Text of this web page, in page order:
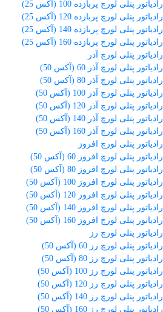
رادیاتور پنلی لورچ پربازده 100 (آکس 25)
رادیاتور پنلی لورچ پربازده 120 (آکس 25)
رادیاتور پنلی لورچ پربازده 140 (آکس 25)
رادیاتور پنلی لورچ پربازده 160 (آکس 25)
رادیاتور پنلی لورچ آذر
رادیاتور پنلی لورچ آذر 60 (آکس 50)
رادیاتور پنلی لورچ آذر 80 (آکس 50)
رادیاتور پنلی لورچ آذر 100 (آکس 50)
رادیاتور پنلی لورچ آذر 120 (آکس 50)
رادیاتور پنلی لورچ آذر 140 (آکس 50)
رادیاتور پنلی لورچ آذر 160 (آکس 50)
رادیاتور پنلی لورچ افروز
رادیاتور پنلی لورچ افروز 60 (آکس 50)
رادیاتور پنلی لورچ افروز 80 (آکس 50)
رادیاتور پنلی لورچ افروز 100 (آکس 50)
رادیاتور پنلی لورچ افروز 120 (آکس 50)
رادیاتور پنلی لورچ افروز 140 (آکس 50)
رادیاتور پنلی لورچ افروز 160 (آکس 50)
رادیاتور پنلی لورچ رز
رادیاتور پنلی لورچ رز 60 (آکس 50)
رادیاتور پنلی لورچ رز 80 (آکس 50)
رادیاتور پنلی لورچ رز 100 (آکس 50)
رادیاتور پنلی لورچ رز 120 (آکس 50)
رادیاتور پنلی لورچ رز 140 (آکس 50)
رادیاتور پنلی لورچ رز 160 (آکس 50)